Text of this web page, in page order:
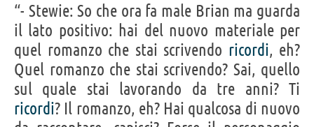
“- Stewie: So che ora fa male Brian ma guarda
il lato positivo: hai del nuovo materiale per
quel romanzo che stai scrivendo ricordi, eh?
Quel romanzo che stai scrivendo? Sai, quello
sul quale stai lavorando da tre anni? Ti
ricordi? Il romanzo, eh? Hai qualcosa di nuovo